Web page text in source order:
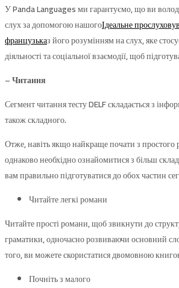
У Panda Languages ​​ми гарантуємо, що ви
слух за допомогою нашогоІдеальне
французьказ його розумінням на слух, яке
діяльності та соціальної взаємодії, щоб
– Читання
Сегмент читання тесту DELF складається з
також складного.
Отже, навіть якщо найкраще почати з простого
однаково необхідно ознайомитися з більш
вам правильно підготуватися до обох частин
Читайте легкі романи
Читайте прості романи, щоб звикнути до
граматики, одночасно розвиваючи основний
того, ви можете скористатися двомовною
Почніть з малого